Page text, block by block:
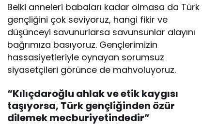
Belki anneleri babaları kadar olmasa da Türk
gençliğini çok seviyoruz, hangi fikir ve
düşünceyi savunurlarsa savunsunlar alayını
bağrımıza basıyoruz. Gençlerimizin
hassasiyetleriyle oynayan sorumsuz
siyasetçileri görünce de mahvoluyoruz.
“Kılıçdaroğlu ahlak ve etik kaygısı
taşıyorsa, Türk gençliğinden özür
dilemek mecburiyetindedir”